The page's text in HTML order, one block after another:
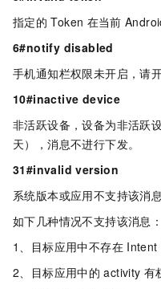
指定的 Token 在当前
6#notify disabled
手机通知栏权限未开启，请
10#inactive device
非活跃设备，设备为非活跃
天），消息不进行下发。
31#invalid version
系统版本或应用不支持该消
如下几种情况不支持该消息：
1、目标应用中不存在 Intent
2、目标应用中的 activity 有